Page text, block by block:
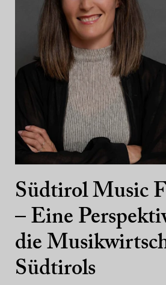
Südtirol Music
– Eine
die
Südtirols